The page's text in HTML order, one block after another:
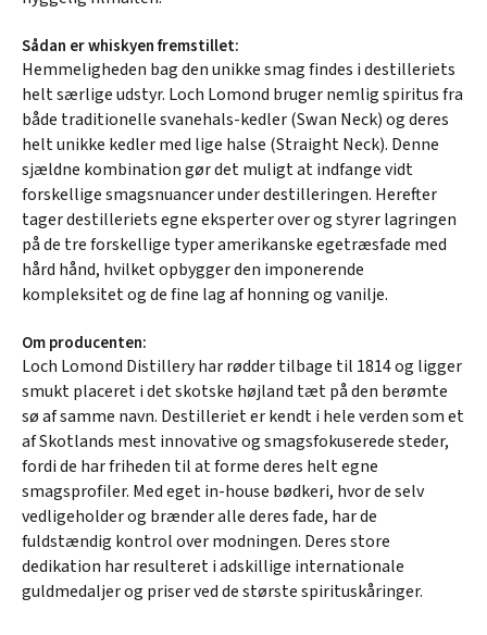
Sådan er whiskyen fremstillet:
Hemmeligheden bag den unikke smag findes i destilleriets
helt særlige udstyr. Loch Lomond bruger nemlig spiritus fra
både traditionelle svanehals-kedler (Swan Neck) og deres
helt unikke kedler med lige halse (Straight Neck). Denne
sjældne kombination gør det muligt at indfange vidt
forskellige smagsnuancer under destilleringen. Herefter
tager destilleriets egne eksperter over og styrer lagringen
på de tre forskellige typer amerikanske egetræsfade med
hård hånd, hvilket opbygger den imponerende
kompleksitet og de fine lag af honning og vanilje.
Om producenten:
Loch Lomond Distillery har rødder tilbage til 1814 og ligger
smukt placeret i det skotske højland tæt på den berømte
sø af samme navn. Destilleriet er kendt i hele verden som et
af Skotlands mest innovative og smagsfokuserede steder,
fordi de har friheden til at forme deres helt egne
smagsprofiler. Med eget in-house bødkeri, hvor de selv
vedligeholder og brænder alle deres fade, har de
fuldstændig kontrol over modningen. Deres store
dedikation har resulteret i adskillige internationale
guldmedaljer og priser ved de største spirituskåringer.